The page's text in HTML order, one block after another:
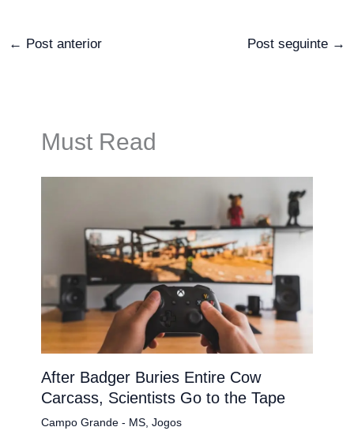
← Post anterior Post seguinte →
Must Read
After Badger Buries Entire Cow
Carcass, Scientists Go to the Tape
Campo Grande - MS, Jogos